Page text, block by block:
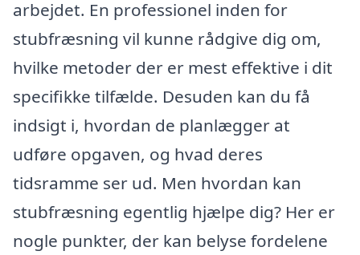
arbejdet. En professionel inden for
stubfræsning vil kunne rådgive dig om,
hvilke metoder der er mest effektive i dit
specifikke tilfælde. Desuden kan du få
indsigt i, hvordan de planlægger at
udføre opgaven, og hvad deres
tidsramme ser ud. Men hvordan kan
stubfræsning egentlig hjælpe dig? Her er
nogle punkter, der kan belyse fordelene